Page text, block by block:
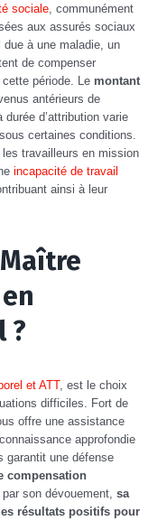
sociale , communément
aux assurés sociaux
due à une maladie, un
de compenser
période. Le montant
antérieurs de
durée d’attribution varie
certaines conditions.
travailleurs en mission
incapacité de travail
ainsi à leur
?
et ATT, est le choix
difficiles. Fort de
offre une assistance
approfondie
garantit une défense
compensation
son dévouement, sa
résultats positifs pour